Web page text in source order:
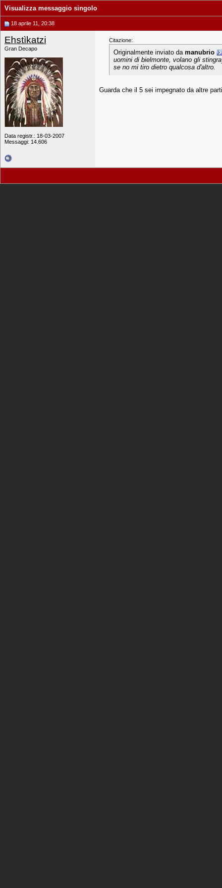
Visualizza messaggio singolo
18 aprile 11, 20:38
Ehstìkatzi
Gran Decapo
Data registr.: 18-03-2007
Messaggi: 14.606
Citazione:
Originalmente inviato da manubrio
uomini di bielmonte, volano gli
se no mi tiro dietro qualcosa d'altro.
Guarda che il 5 sei impegnato da altre